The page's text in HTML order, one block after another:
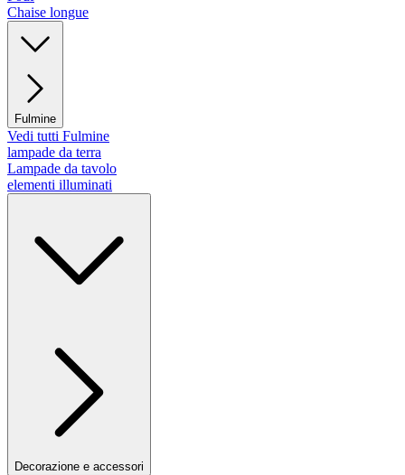
Chaise longue
Fulmine
Vedi tutti Fulmine
lampade da terra
Lampade da tavolo
elementi illuminati
Decorazione e accessori